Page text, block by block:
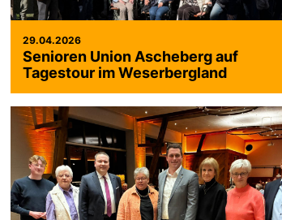
29.04.2026
Senioren Union Ascheberg auf
Tagestour im Weserbergland